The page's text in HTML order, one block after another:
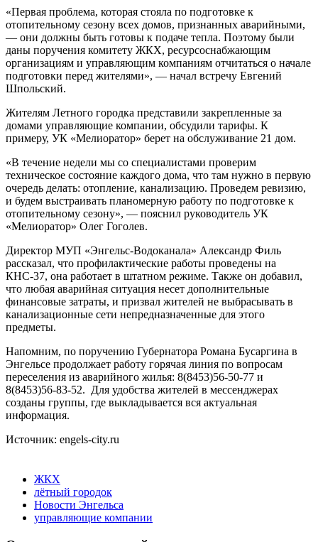
«Первая проблема, которая стояла по подготовке к
отопительному сезону всех домов, признанных аварийными,
— они должны быть готовы к подаче тепла. Поэтому были
даны поручения комитету ЖКХ, ресурсоснабжающим
организациям и управляющим компаниям отчитаться о начале
подготовки перед жителями», — начал встречу Евгений
Шпольский.
Жителям Летного городка представили закрепленные за
домами управляющие компании, обсудили тарифы. К
примеру, УК «Мелиоратор» берет на обслуживание 21 дом.
«В течение недели мы со специалистами проверим
техническое состояние каждого дома, что там нужно в первую
очередь делать: отопление, канализацию. Проведем ревизию,
и будем выстраивать планомерную работу по подготовке к
отопительному сезону», — пояснил руководитель УК
«Мелиоратор» Олег Гоголев.
Директор МУП «Энгельс-Водоканала» Александр Филь
рассказал, что профилактические работы проведены на
КНС-37, она работает в штатном режиме. Также он добавил,
что любая аварийная ситуация несет дополнительные
финансовые затраты, и призвал жителей не выбрасывать в
канализационные сети непредназначенные для этого
предметы.
Напомним, по поручению Губернатора Романа Бусаргина в
Энгельсе продолжает работу горячая линия по вопросам
переселения из аварийного жилья: 8(8453)56-50-77 и
8(8453)56-83-52. Для удобства жителей в мессенджерах
созданы группы, где выкладывается вся актуальная
информация.
Источник: engels-city.ru
ЖКХ
лётный городок
Новости Энгельса
управляющие компании